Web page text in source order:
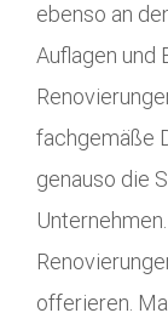
ebenso an
Auflagen und
fachgemäße
genauso die
offerieren.